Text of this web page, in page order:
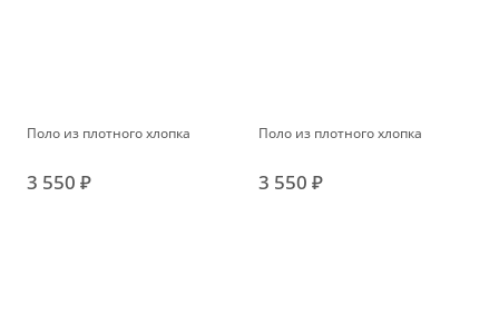
Поло из плотного хлопка
3 550 ₽
Поло из плотного хлопка
3 550 ₽